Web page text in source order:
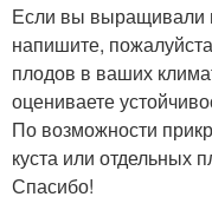
Если вы выращивали
напишите,
плодов в ваших
оцениваете
По возможности
куста или
Спасибо!